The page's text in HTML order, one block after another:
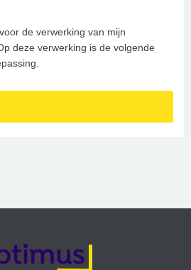
de verwerking van mijn
deze verwerking is de volgende